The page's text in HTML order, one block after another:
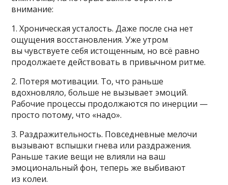
внимание:
1. Хроническая усталость. Даже после сна нет
ощущения восстановления. Уже утром
вы чувствуете себя истощенным, но всё равно
продолжаете действовать в привычном ритме.
2. Потеря мотивации. То, что раньше
вдохновляло, больше не вызывает эмоций.
Рабочие процессы продолжаются по инерции —
просто потому, что «надо».
3. Раздражительность. Повседневные мелочи
вызывают вспышки гнева или раздражения.
Раньше такие вещи не влияли на ваш
эмоциональный фон, теперь же выбивают
из колеи.